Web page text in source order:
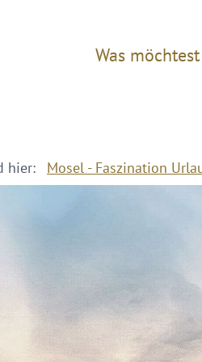
Was
hier: Mosel - Faszination